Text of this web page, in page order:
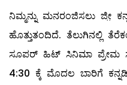
ನಿಮ್ಮನ್ನು ಮನರಂಜಿಸಲು ಜೀ಼
ಹೊತ್ತುತಂದಿದೆ. ತೆಲುಗಿನಲ್ಲಿ
ಸೂಪರ್ ಹಿಟ್ ಸಿನಿಮಾ ಪ್ರೇಮ
4:30 ಕ್ಕೆ ಮೊದಲ ಬಾರಿಗೆ